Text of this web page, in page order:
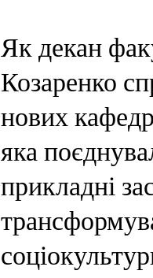
Як декан
Козаренко
нових
яка
прикладні